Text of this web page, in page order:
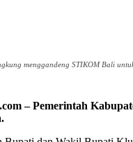
menggandeng STIKOM Bali
– Pemerintah